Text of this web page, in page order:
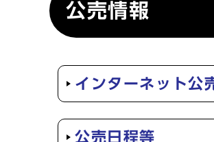
公売情報
インターネット公
公売日程等